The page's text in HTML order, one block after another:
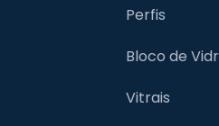
Perfis
Bloco de
Vitrais